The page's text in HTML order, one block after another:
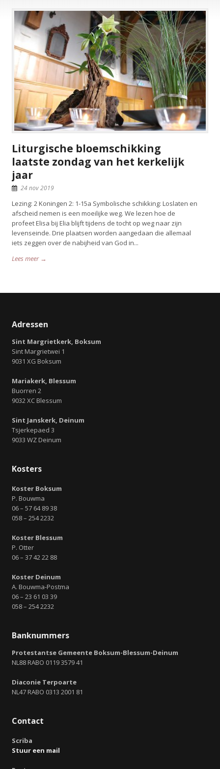
Liturgische bloemschikking
laatste zondag van het kerkelijk
jaar
24 nov 2019
Lezing: 2 Koningen 2: 1-15a Symbolische schikking: Loslaten en
afscheid nemen is een moeilijke weg. We lezen hoe de
profeet Elisa bij Elia blijft tijdens de tocht op weg naar zijn
levenseinde. Drie plaatsen worden aangedaan die allemaal
iets zeggen over de nabijheid van God in...
Lees meer →
Adressen
Sint Margrietkerk, Boksum
Sint Margrietwei 1
9031 XG Boksum
Mariakerk, Blessum
Buorren 2
9032 XC Blessum
Sint Janskerk, Deinum
Tsjerkepaed 3
9033 WZ Deinum
Kosters
Koster Boksum
P. Bouwma
06 – 57 64 89 38
058 – 254 2232
Koster Blessum
P. Otter
06 – 37 42 22 88
Koster Deinum
A. Bouwma-Postma
06 – 23 61 03 39
058 – 254 2232
Banknummers
Protestantse Gemeente Boksum-Blessum-Deinum
NL88 RABO 0119 3579 41
Diaconie Terpoarte
NL47 RABO 0313 2001 81
Contact
Scriba
Stuur een mail